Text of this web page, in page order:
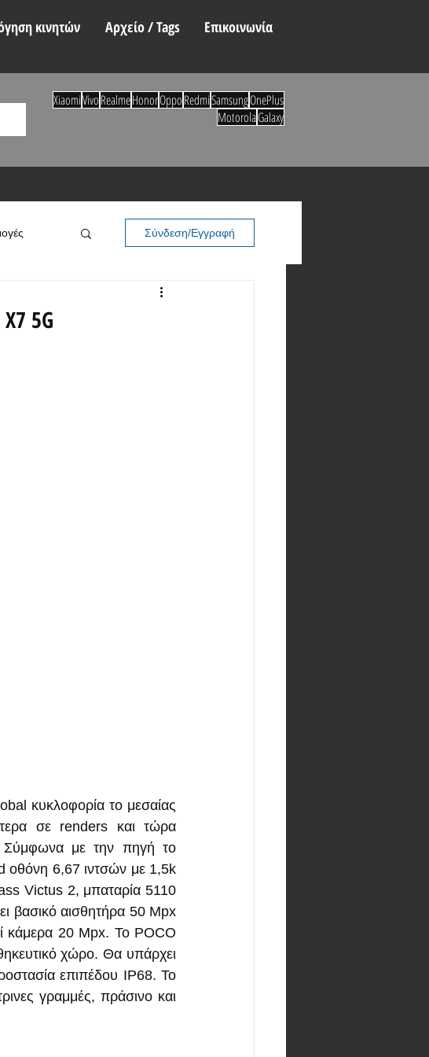
κινητών Αρχείο / Tags Επικοινωνία
Σύνδεση/Εγγραφή
5G
κυκλοφορία το μεσαίας
σε renders και τώρα
Σύμφωνα με την πηγή το
οθόνη 6,67 ιντσών με 1,5k
Victus 2, μπαταρία 5110
βασικό αισθητήρα 50 Mpx
κάμερα 20 Mpx. Το POCO
χώρο. Θα υπάρχει
επιπέδου IP68. Το
γραμμές, πράσινο και
XiaomiVivoRealmeHonorOppoRedmiSamsungOnePlus
MotorolaGalaxy